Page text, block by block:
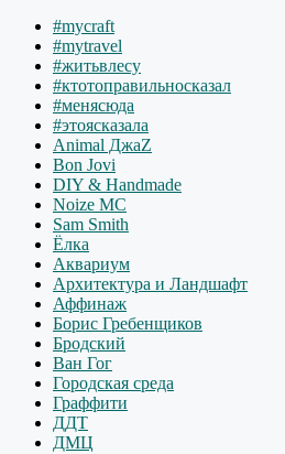
#mycraft
#mytravel
#житьвлесу
#ктотоправильносказал
#менясюда
#этоясказала
Animal ДжаZ
Bon Jovi
DIY & Handmade
Noize MC
Sam Smith
Ёлка
Аквариум
Архитектура и Ландшафт
Аффинаж
Борис Гребенщиков
Бродский
Ван Гог
Городская среда
Граффити
ДДТ
ДМЦ